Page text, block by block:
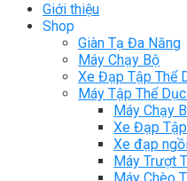
Giới thiệu
Shop
Giàn Tạ Đa Năng
Máy Chạy Bộ
Xe Đạp Tập Thể
Máy Tập Thể
Máy Chạy
Xe Đạp
Xe đạp
Máy Trượt